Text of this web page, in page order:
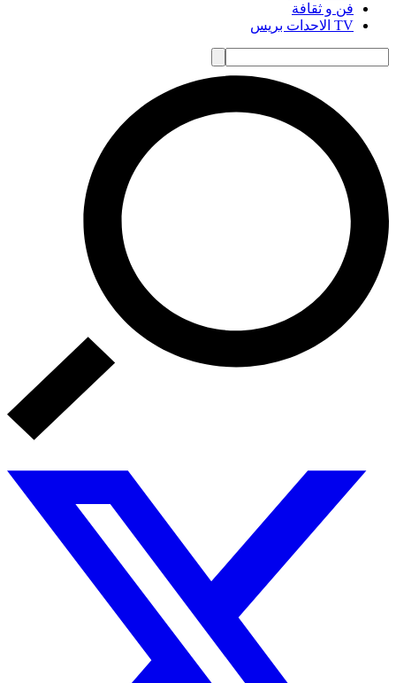
فن و ثقافة
TV الاحدات بريس